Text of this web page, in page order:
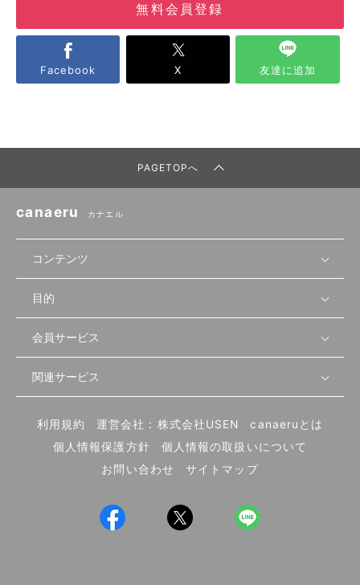
無料会員登録
Facebook X 友達に追加
PAGETOPへ
canaeru カナエル
コンテンツ
無料開業相談
セミナー情報
セミナー動画
物件を探す
首都圏
北海道
先輩開業者の声
開業・経営に関する記事
編集ポリシー
業態別の開業方法
UIターン開業特集
目的
店舗運営
物件
内装・設備
食材・仕入れ
会員サービス
会員登録
ログイン
関連サービス
飲食店サクセスガイド（外部サイト）
利用規約 運営会社：株式会社USEN
canaeruとは
個人情報保護方針
個人情報の取扱いについて
お問い合わせ
サイトマップ